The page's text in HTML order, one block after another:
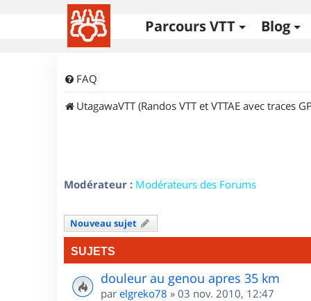
Parcours VTT Blog
FAQ
UtagawaVTT (Randos VTT et VTTAE avec traces
Modérateur : Modérateurs des Forums
Nouveau sujet
SUJETS
douleur au genou apres 35 km
par elgreko78 » 03 nov. 2010, 12:47